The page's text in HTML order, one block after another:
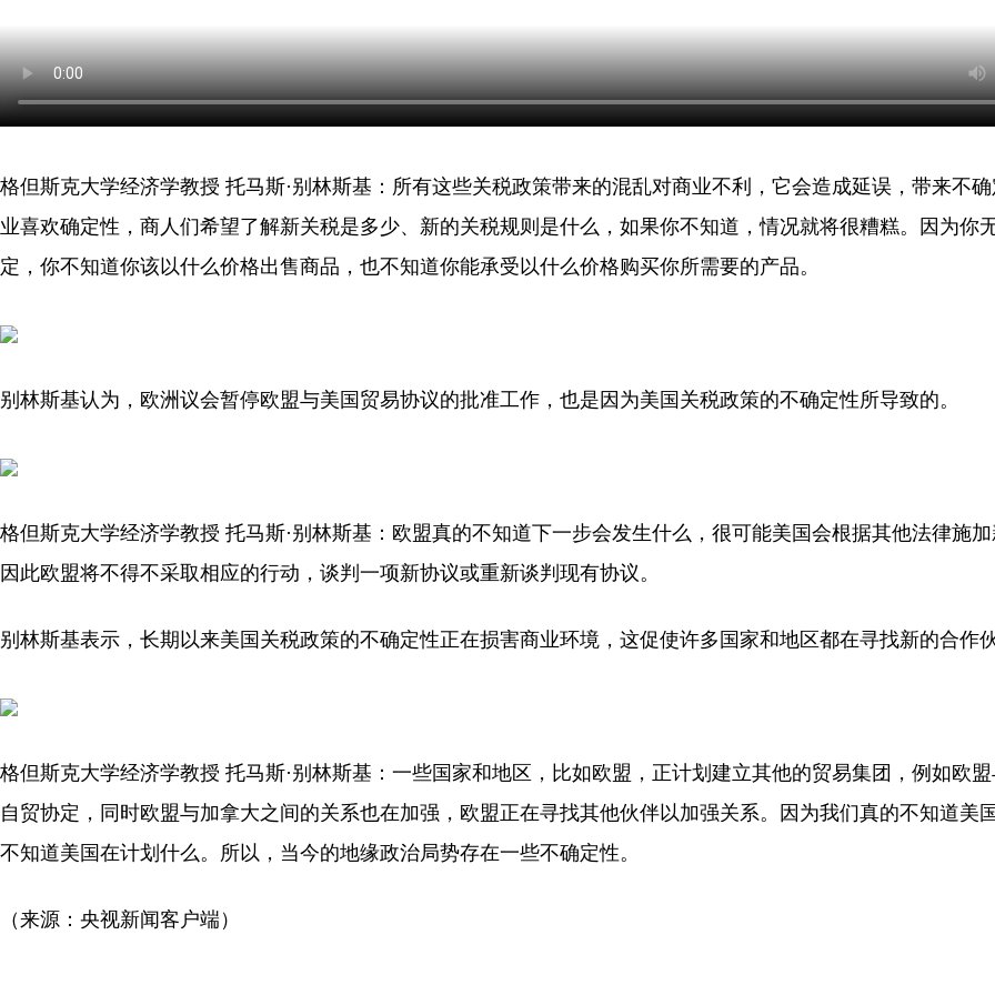
格但斯克大学经济学教授 托马斯·别林斯基：所有这些关税政策带来的混乱对商业不利，它会造成延误，带来不
业喜欢确定性，商人们希望了解新关税是多少、新的关税规则是什么，如果你不知道，情况就将很糟糕。因为你
定，你不知道你该以什么价格出售商品，也不知道你能承受以什么价格购买你所需要的产品。
别林斯基认为，欧洲议会暂停欧盟与美国贸易协议的批准工作，也是因为美国关税政策的不确定性所导致的。
格但斯克大学经济学教授 托马斯·别林斯基：欧盟真的不知道下一步会发生什么，很可能美国会根据其他法律施
因此欧盟将不得不采取相应的行动，谈判一项新协议或重新谈判现有协议。
别林斯基表示，长期以来美国关税政策的不确定性正在损害商业环境，这促使许多国家和地区都在寻找新的合作
格但斯克大学经济学教授 托马斯·别林斯基：一些国家和地区，比如欧盟，正计划建立其他的贸易集团，例如欧
自贸协定，同时欧盟与加拿大之间的关系也在加强，欧盟正在寻找其他伙伴以加强关系。因为我们真的不知道美
不知道美国在计划什么。所以，当今的地缘政治局势存在一些不确定性。
（来源：央视新闻客户端）